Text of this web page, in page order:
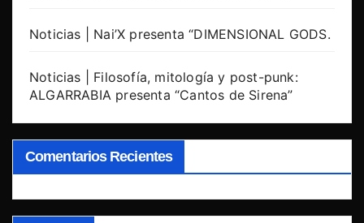
Noticias | Nai’X presenta “DIMENSIONAL GODS.
Noticias | Filosofía, mitología y post-punk:
ALGARRABIA presenta “Cantos de Sirena”
Comentarios Recientes